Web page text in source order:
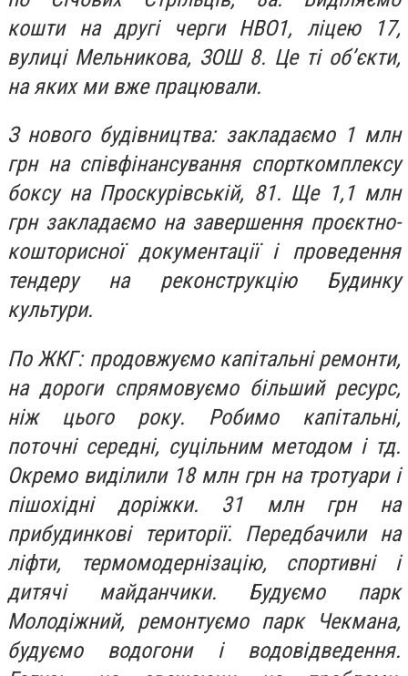
кошти на другі черги НВО1, ліцею 17,
вулиці Мельникова, ЗОШ 8. Це ті об’єкти,
на яких ми вже працювали.
З нового будівництва: закладаємо 1 млн
грн на співфінансування спорткомплексу
боксу на Проскурівській, 81. Ще 1,1 млн
грн закладаємо на завершення проєктно-
кошторисної документації і проведення
тендеру на реконструкцію Будинку
культури.
По ЖКГ: продовжуємо капітальні ремонти,
на дороги спрямовуємо більший ресурс,
ніж цього року. Робимо капітальні,
поточні середні, суцільним методом і тд.
Окремо виділили 18 млн грн на тротуари і
пішохідні доріжки. 31 млн грн на
прибудинкові території. Передбачили на
ліфти, термомодернізацію, спортивні і
дитячі майданчики. Будуємо парк
Молодіжний, ремонтуємо парк Чекмана,
будуємо водогони і водовідведення.